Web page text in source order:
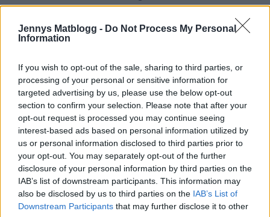
Jennys Matblogg - Do Not Process My Personal
Information
If you wish to opt-out of the sale, sharing to third parties, or
processing of your personal or sensitive information for
targeted advertising by us, please use the below opt-out
section to confirm your selection. Please note that after your
opt-out request is processed you may continue seeing
interest-based ads based on personal information utilized by
us or personal information disclosed to third parties prior to
your opt-out. You may separately opt-out of the further
disclosure of your personal information by third parties on the
IAB’s list of downstream participants. This information may
also be disclosed by us to third parties on the IAB’s List of
Downstream Participants that may further disclose it to other